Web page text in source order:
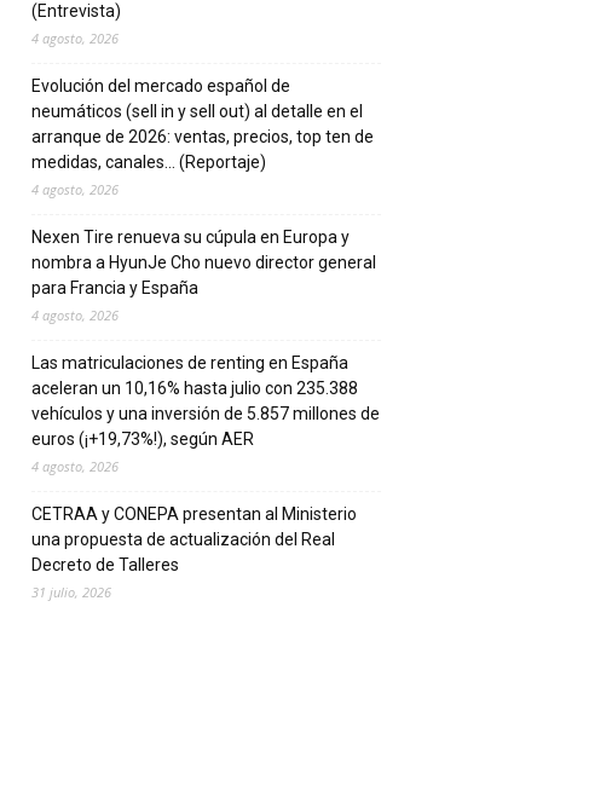
(Entrevista)
4 agosto, 2026
Evolución del mercado español de
neumáticos (sell in y sell out) al detalle en el
arranque de 2026: ventas, precios, top ten de
medidas, canales… (Reportaje)
4 agosto, 2026
Nexen Tire renueva su cúpula en Europa y
nombra a HyunJe Cho nuevo director general
para Francia y España
4 agosto, 2026
Las matriculaciones de renting en España
aceleran un 10,16% hasta julio con 235.388
vehículos y una inversión de 5.857 millones de
euros (¡+19,73%!), según AER
4 agosto, 2026
CETRAA y CONEPA presentan al Ministerio
una propuesta de actualización del Real
Decreto de Talleres
31 julio, 2026